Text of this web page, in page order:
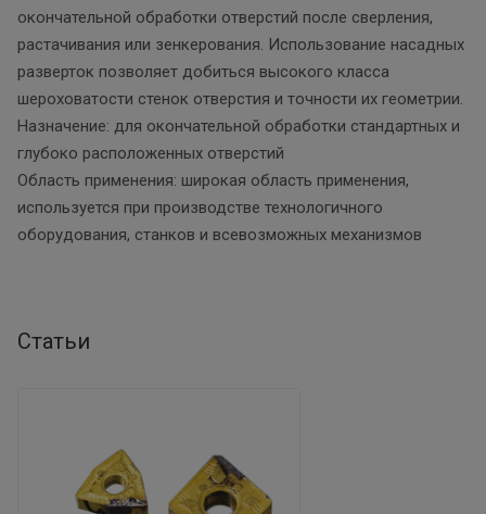
окончательной обработки отверстий после сверления,
растачивания или зенкерования. Использование насадных
разверток позволяет добиться высокого класса
шероховатости стенок отверстия и точности их геометрии.
Назначение: для окончательной обработки стандартных и
глубоко расположенных отверстий
Область применения: широкая область применения,
используется при производстве технологичного
оборудования, станков и всевозможных механизмов
Статьи